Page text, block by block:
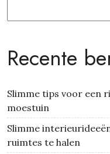
Recente
Slimme tips voor een
moestuin
Slimme
ruimtes te halen